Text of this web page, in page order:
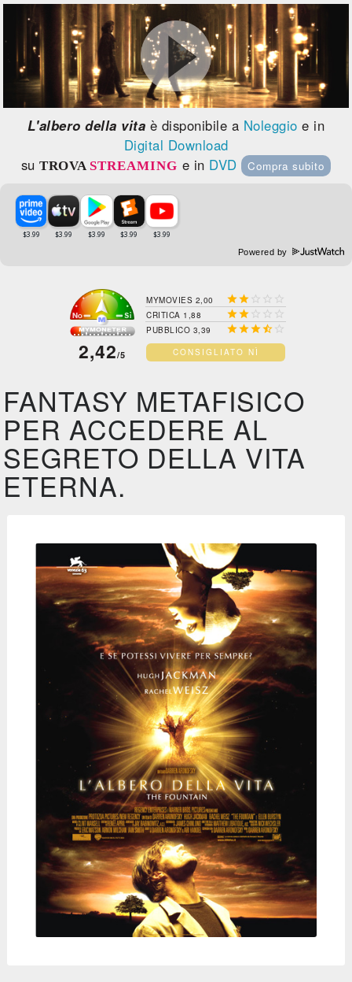
L'albero della vita è disponibile a Noleggio e in
Digital Download
suTROVA STREAMING e in DVD Compra subito
Powered by
2,42/5
MYMOVIES 2,00    
CRITICA 1,88    
PUBBLICO 3,39  
CONSIGLIATO NÌ
FANTASY METAFISICO
PER ACCEDERE AL
SEGRETO DELLA VITA
ETERNA.